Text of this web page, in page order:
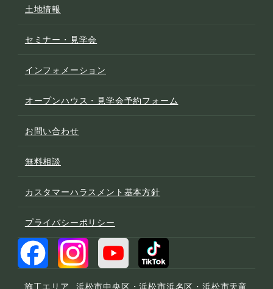
土地情報
セミナー・見学会
インフォメーション
オープンハウス・見学会予約フォーム
お問い合わせ
無料相談
カスタマーハラスメント基本方針
プライバシーポリシー
施工エリア 浜松市中央区・浜松市浜名区・浜松市天竜